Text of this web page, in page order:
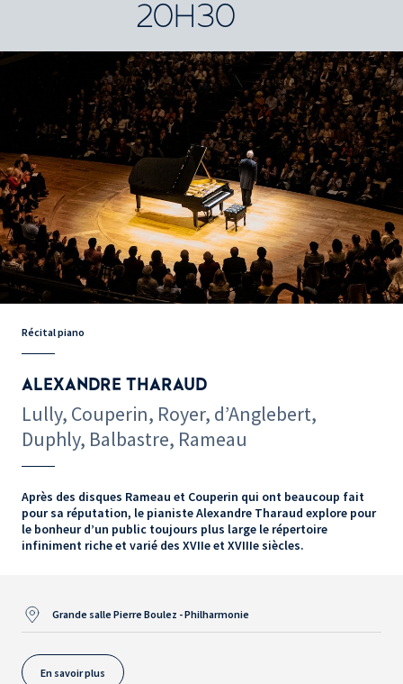
20H30
Récital piano
ALEXANDRE THARAUD
Lully, Couperin, Royer, d’Anglebert,
Duphly, Balbastre, Rameau
Après des disques Rameau et Couperin qui ont beaucoup fait
pour sa réputation, le pianiste Alexandre Tharaud explore pour
le bonheur d’un public toujours plus large le répertoire
infiniment riche et varié des XVIIe et XVIIIe siècles.
Grande salle Pierre Boulez - Philharmonie
En savoir plus